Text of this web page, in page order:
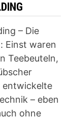
– Die
Einst waren
Teebeuteln,
entwickelte
– eben
ohne